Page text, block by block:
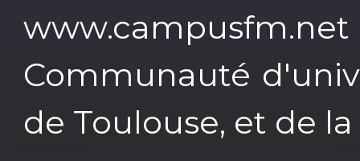
Communauté
de Toulouse, et de